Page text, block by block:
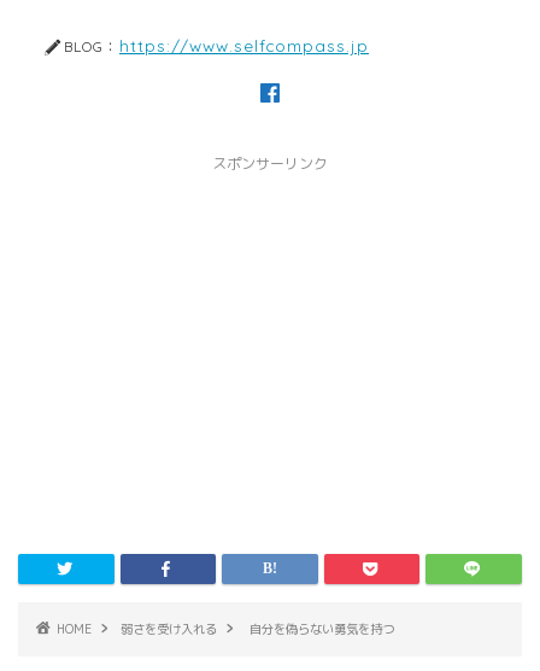
BLOG： https://www.selfcompass.jp
スポンサーリンク
HOME 弱さを受け入れる 自分を偽らない勇気を持つ